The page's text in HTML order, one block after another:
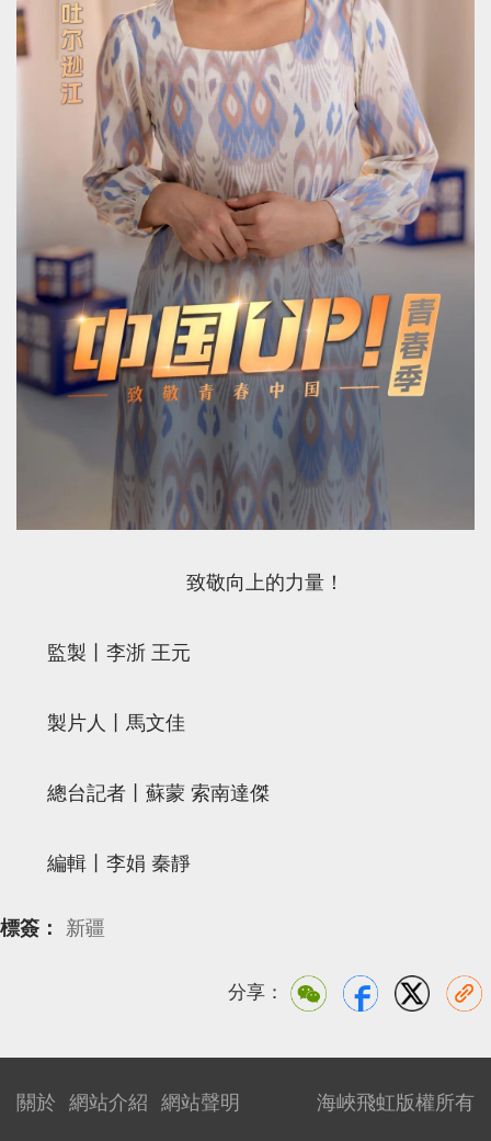
致敬向上的力量！
監製丨李浙 王元
製片人丨馬文佳
總台記者丨蘇蒙 索南達傑
編輯丨李娟 秦靜
標簽： 新疆
分享：
海峽飛虹版權所有
關於 網站介紹 網站聲明